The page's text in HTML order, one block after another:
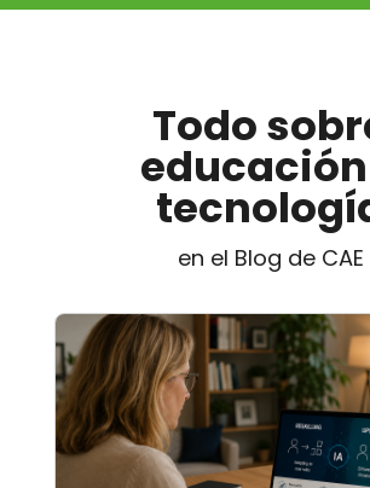
Todo
en el Blog de CAE